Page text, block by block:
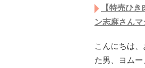
【特売ひ
ン志麻さん
こんにちは
た男、ヨムー